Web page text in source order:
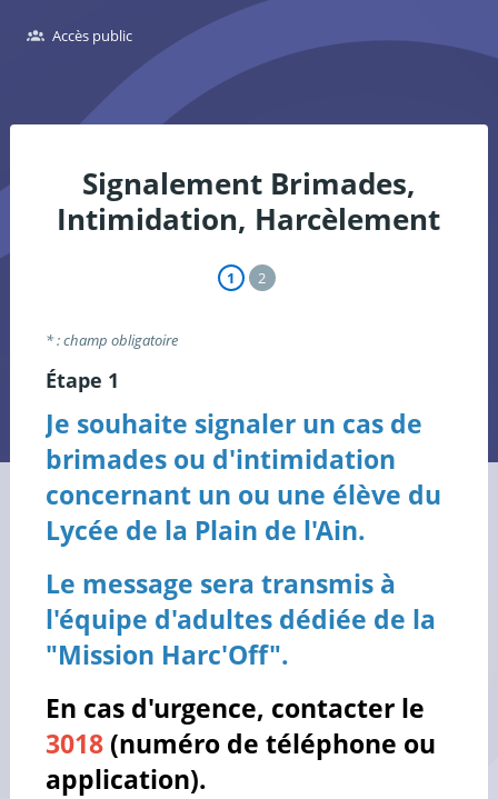
Accès public
Signalement Brimades,
Intimidation, Harcèlement
Étape 1
* : champ obligatoire
Étape 1
Je souhaite signaler un cas de
brimades ou d'intimidation
concernant un ou une élève du
Lycée de la Plain de l'Ain.
Le message sera transmis à
l'équipe d'adultes dédiée de la
"Mission Harc'Off".
En cas d'urgence, contacter le
3018(numéro de téléphone ou
application).